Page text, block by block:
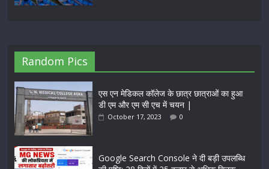
Random Pics
एस एन मेडिकल कॉलेज के छात्र छात्राओं का हुआ
डी एम और एम सी एच में चयन |
October 17, 2023 0
Google Search Console ने दी बड़ी उपलब्धि